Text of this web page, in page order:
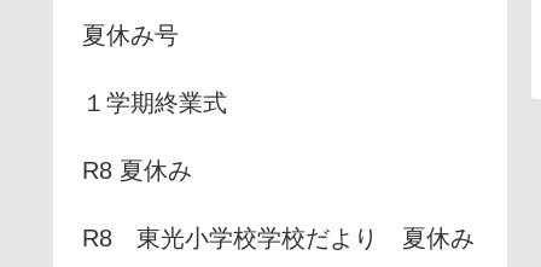
夏休み号
１学期終業式
R8 夏休み
R8 東光小学校学校だより 夏休み